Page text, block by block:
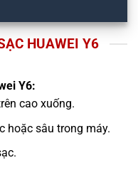
HUAWEI Y6
Y6:
cao xuống.
hoặc sâu trong máy.